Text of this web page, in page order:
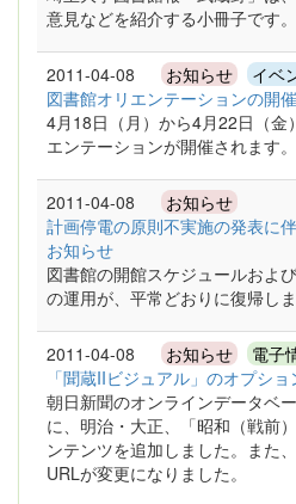
意見などを紹介する小冊子です。
2011-04-08 お知らせ イベ
図書館オリエンテーションの開
4月18日（月）から4月22日（金
エンテーションが開催されます。
2011-04-08 お知らせ
計画停電の原則不実施の発表に
お知らせ
図書館の開館スケジュールおよ
の運用が、平常どおりに復帰しま
2011-04-08 お知らせ 電子
「聞蔵IIビジュアル」のオプシ
朝日新聞のオンラインデータベ
に、明治・大正、「昭和（戦前
ンテンツを追加しました。また
URLが変更になりました。